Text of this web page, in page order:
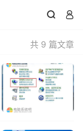
 
共 9 篇文章